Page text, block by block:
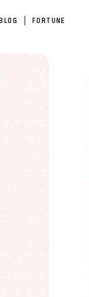
FORTUNE